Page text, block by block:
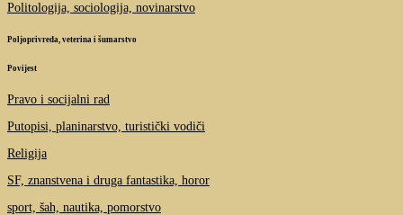
Politologija, sociologija, novinarstvo
Poljoprivreda, veterina i šumarstvo
Povijest
Pravo i socijalni rad
Putopisi, planinarstvo, turistički vodiči
Religija
SF, znanstvena i druga fantastika, horor
sport, šah, nautika, pomorstvo